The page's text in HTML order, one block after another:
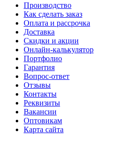
Производство
Как сделать заказ
Оплата и рассрочка
Доставка
Скидки и акции
Онлайн-калькулятор
Портфолио
Гарантия
Вопрос-ответ
Отзывы
Контакты
Реквизиты
Вакансии
Оптовикам
Карта сайта